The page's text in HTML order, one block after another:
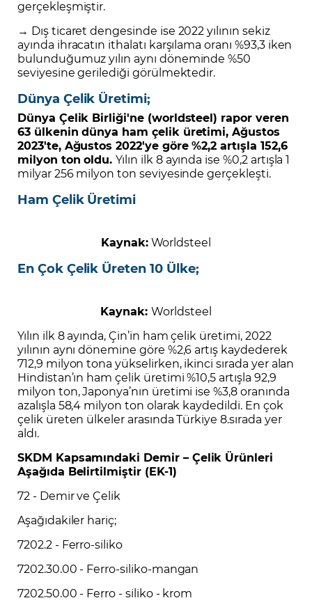
gerçekleşmiştir.
→ Dış ticaret dengesinde ise 2022 yılının sekiz
ayında ihracatın ithalatı karşılama oranı %93,3 iken
bulunduğumuz yılın aynı döneminde %50
seviyesine gerilediği görülmektedir.
Dünya Çelik Üretimi;
Dünya Çelik Birliği'ne (worldsteel) rapor veren
63 ülkenin dünya ham çelik üretimi, Ağustos
2023'te, Ağustos 2022'ye göre %2,2 artışla 152,6
milyon ton oldu.Yılın ilk 8 ayında ise %0,2 artışla 1
milyar 256 milyon ton seviyesinde gerçekleşti.
Ham Çelik Üretimi
Kaynak:Worldsteel
En Çok Çelik Üreten 10 Ülke;
Kaynak:Worldsteel
Yılın ilk 8 ayında, Çin’in ham çelik üretimi, 2022
yılının aynı dönemine göre %2,6 artış kaydederek
712,9 milyon tona yükselirken, ikinci sırada yer alan
Hindistan’ın ham çelik üretimi %10,5 artışla 92,9
milyon ton, Japonya’nın üretimi ise %3,8 oranında
azalışla 58,4 milyon ton olarak kaydedildi. En çok
çelik üreten ülkeler arasında Türkiye 8.sırada yer
aldı.
SKDM Kapsamındaki Demir – Çelik Ürünleri
Aşağıda Belirtilmiştir (EK-1)
72 - Demir ve Çelik
Aşağıdakiler hariç;
7202.2 - Ferro-siliko
7202.30.00 - Ferro-siliko-mangan
7202.50.00 - Ferro - siliko - krom